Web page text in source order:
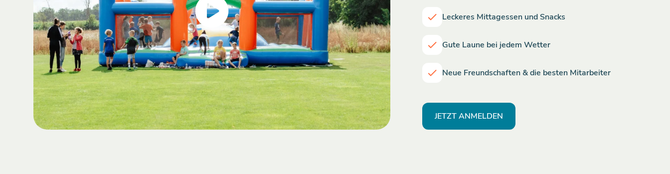
Leckeres Mittagessen und Snacks
Gute Laune bei jedem Wetter
Neue Freundschaften & die besten Mitarbeiter
JETZT ANMELDEN